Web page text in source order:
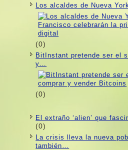
Los alcaldes de Nueva
(0)
BitInstant pretende ser el
y…
(0)
El extraño ‘alien’ que
(0)
La crisis lleva la nueva
también…